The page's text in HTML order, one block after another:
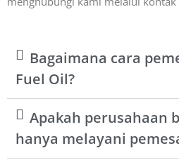
Bagaimana cara
Fuel Oil?
Apakah perusahaan
hanya melayani